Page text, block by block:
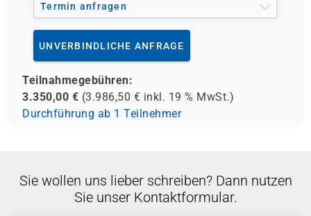
Termin anfragen
UNVERBINDLICHE ANFRAGE
Teilnahmegebühren:
3.350,00 € (3.986,50 € inkl. 19 % MwSt.)
Durchführung ab 1 Teilnehmer
Sie wollen uns lieber schreiben? Dann nutzen
Sie unser Kontaktformular.